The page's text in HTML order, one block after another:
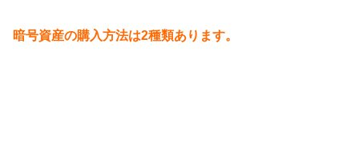
暗号資産の購入方法は2種類あります。